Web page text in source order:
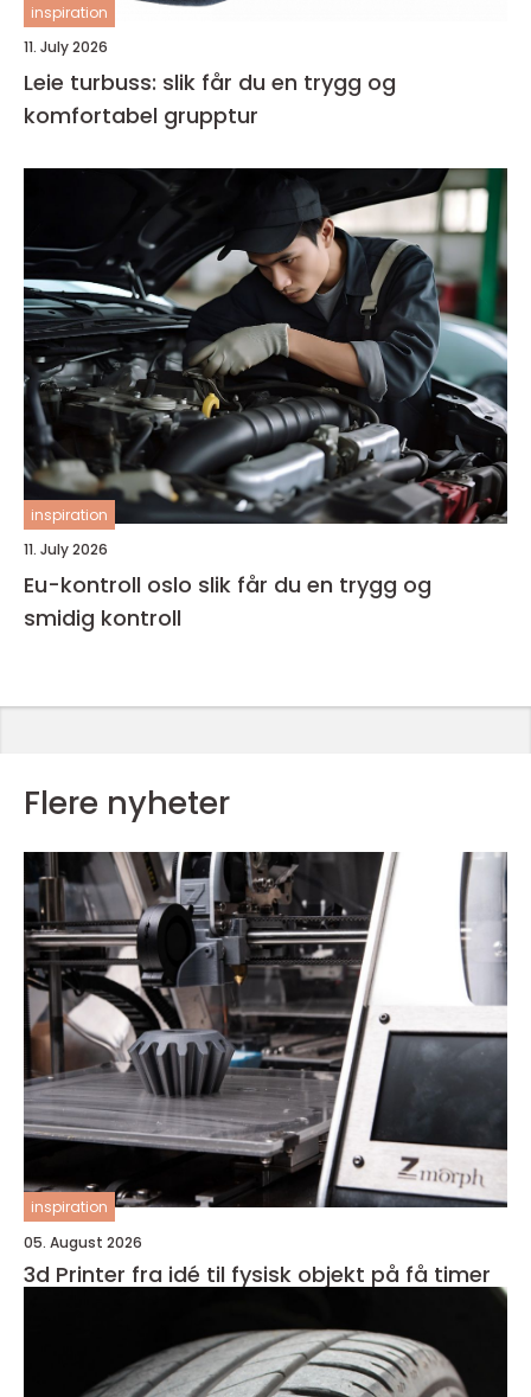
inspiration
11. July 2026
Leie turbuss: slik får du en trygg og
komfortabel grupptur
inspiration
11. July 2026
Eu-kontroll oslo slik får du en trygg og
smidig kontroll
Flere nyheter
inspiration
05. August 2026
3d Printer fra idé til fysisk objekt på få timer